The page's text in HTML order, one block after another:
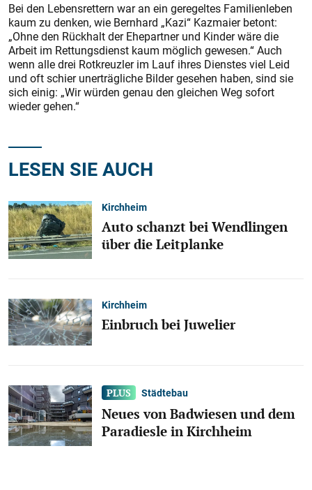
Bei den Lebensrettern war an ein geregeltes Familienleben
kaum zu denken, wie Bernhard „Kazi“ Kazmaier betont:
„Ohne den Rückhalt der Ehepartner und Kinder wäre die
Arbeit im Rettungsdienst kaum möglich gewesen.“ Auch
wenn alle drei Rotkreuzler im Lauf ihres Dienstes viel Leid
und oft schier unerträgliche Bilder gesehen haben, sind sie
sich einig: „Wir würden genau den gleichen Weg sofort
wieder gehen.“
LESEN SIE AUCH
Kirchheim
Auto schanzt bei Wendlingen
über die Leitplanke
Kirchheim
Einbruch bei Juwelier
Städtebau
Neues von Badwiesen und dem
Paradiesle in Kirchheim